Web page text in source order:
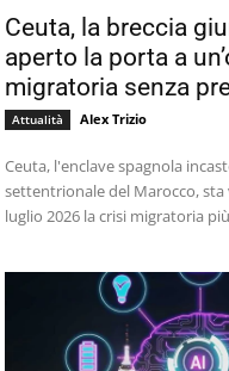
Ceuta, la breccia
aperto la porta a
migratoria senza
Attualità Alex Trizio
Ceuta, l'enclave spagnola
settentrionale del Marocco, sta
luglio 2026 la crisi migratoria